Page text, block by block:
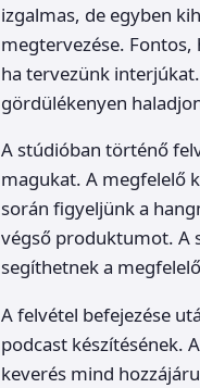
izgalmas, de egyben
megtervezése.
ha tervezünk
gördülékenyen
A stúdióban történő
magukat. A megfelelő
során figyeljünk a
végső produktumot. A
segíthetnek a
A felvétel befejezése
podcast készítésének.
keverés mind